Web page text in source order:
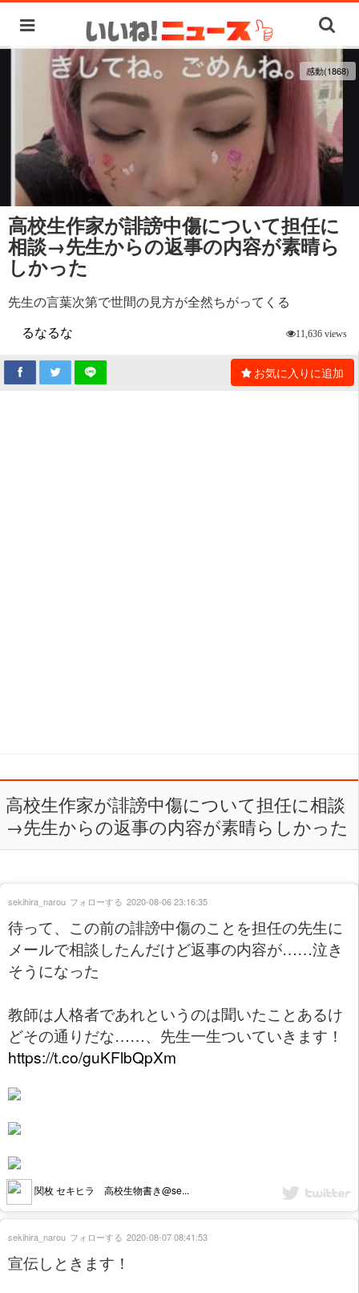
感動(1868)
高校生作家が誹謗中傷について担任に
相談→先生からの返事の内容が素晴ら
しかった
先生の言葉次第で世間の見方が全然ちがってくる
るなるな
11,636 views
お気に入りに追加
高校生作家が誹謗中傷について担任に相談
→先生からの返事の内容が素晴らしかった
待って、この前の誹謗中傷のことを担任の先生に
メールで相談したんだけど返事の内容が……泣き
そうになった
教師は人格者であれというのは聞いたことあるけ
どその通りだな……、先生一生ついていきます！
https://t.co/guKFlbQpXm
関枚 セキヒラ 高校生物書き@se...
sekihira_narou フォローする 2020-08-06 23:16:35
宣伝しときます！
sekihira_narou フォローする 2020-08-07 08:41:53